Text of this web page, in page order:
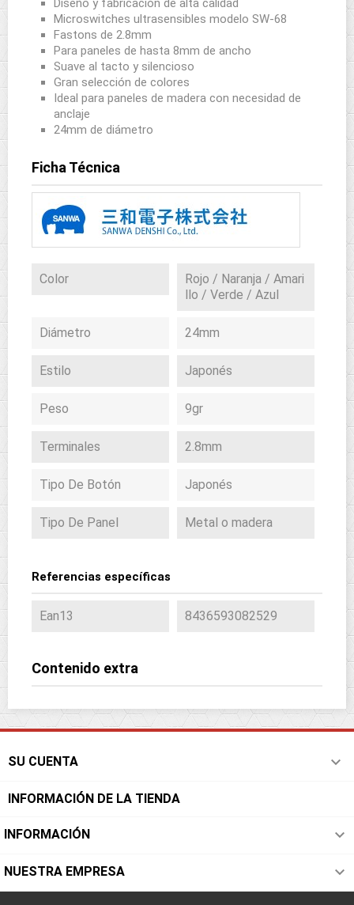
Diseño y fabricación de alta calidad
Microswitches ultrasensibles modelo SW-68
Fastons de 2.8mm
Para paneles de hasta 8mm de ancho
Suave al tacto y silencioso
Gran selección de colores
Ideal para paneles de madera con necesidad de
anclaje
24mm de diámetro
Ficha Técnica
Color
Rojo / Naranja / Amari
llo / Verde / Azul
Diámetro 24mm
Estilo Japonés
Peso 9gr
Terminales 2.8mm
Tipo De Botón Japonés
Tipo De Panel Metal o madera
Referencias específicas
Ean13 8436593082529
Contenido extra
SU CUENTA 
INFORMACIÓN DE LA TIENDA
INFORMACIÓN 
NUESTRA EMPRESA 